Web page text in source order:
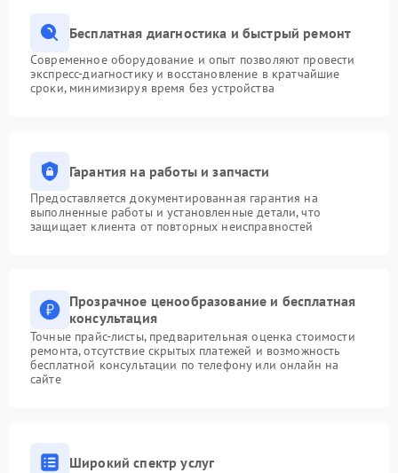
Бесплатная диагностика и быстрый ремонт
Современное оборудование и опыт позволяют провести
экспресс-диагностику и восстановление в кратчайшие
сроки, минимизируя время без устройства
Гарантия на работы и запчасти
Предоставляется документированная гарантия на
выполненные работы и установленные детали, что
защищает клиента от повторных неисправностей
Прозрачное ценообразование и бесплатная
консультация
Точные прайс-листы, предварительная оценка стоимости
ремонта, отсутствие скрытых платежей и возможность
бесплатной консультации по телефону или онлайн на
сайте
Широкий спектр услуг